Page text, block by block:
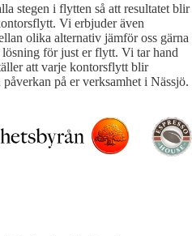
stegen i flytten så att resultatet blir
Vi erbjuder även
olika alternativ jämför oss gärna
för just er flytt. Vi tar hand
att varje kontorsflytt blir
på er verksamhet i Nässjö.